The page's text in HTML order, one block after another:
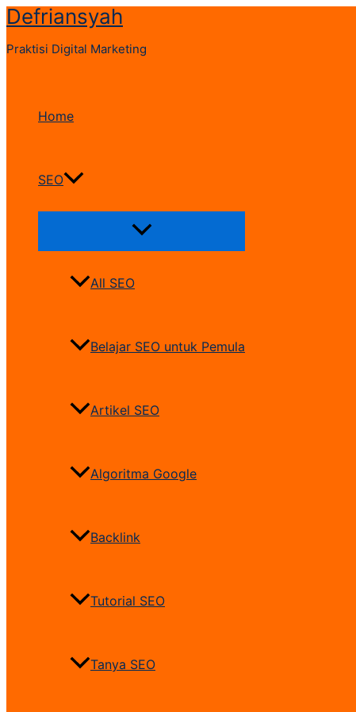
Skip
content
Defriansyah
Praktisi Digital Marketing
Home
SEO
Menu
All SEO
Belajar SEO untuk Pemula
Artikel SEO
Algoritma Google
Backlink
Tutorial SEO
Tanya SEO